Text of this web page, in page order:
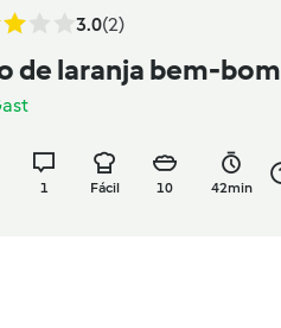
3.0(2)
de laranja bem-bom
1 Fácil 10 42min